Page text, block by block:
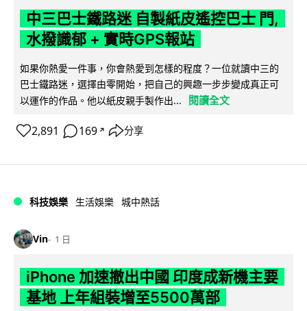
中三巴士鐵路迷 自製紙皮遙控巴士 門,
水撥識郁 + 實時GPS報站
如果你熱愛一件事，你會熱愛到怎樣的程度？一位就讀中三的
巴士鐵路迷，選擇由零開始，把自己的興趣一步步變成真正可
以運作的作品。他以紙皮親手製作出...
閱讀全文
2,891 169 ↗ 分享
科技娛樂 生活娛樂 城中熱話
Vin 1 日
iPhone 加速撤出中國 印度成新機主要
基地 上年組裝增至5500萬部